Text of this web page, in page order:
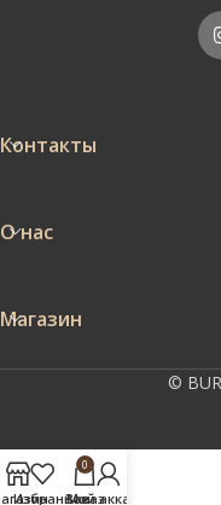
Контакты
О нас
Магазин
©
Избранное
0
Заказ
Мой аккаунт